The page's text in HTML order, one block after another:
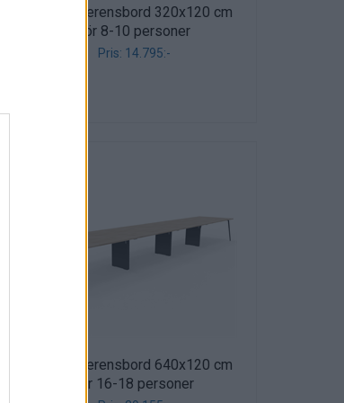
X3 Konferensbord 320x120 cm
för 8-10 personer
Pris: 14.795:-
X3 Konferensbord 640x120 cm
för 16-18 personer